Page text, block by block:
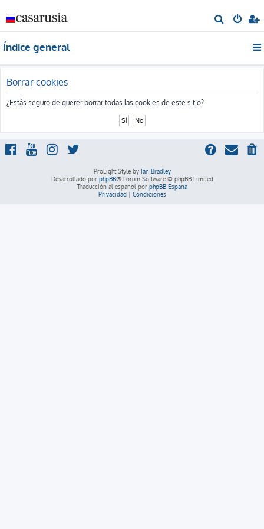
u
Índice general
Borrar cookies
¿Estás seguro de querer borrar todas las cookies de este sitio?
ProLight Style by Ian Bradley
Desarrollado por phpBB® Forum Software © phpBB Limited
Traducción al español por phpBB España
Privacidad| Condiciones